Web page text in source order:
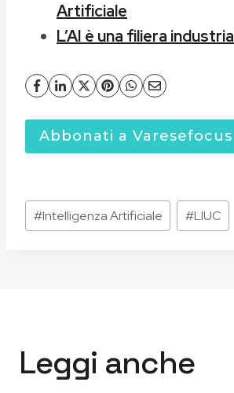
Artificiale
L’AI è una filiera
Abbonati a Varesefocus
Tag
articolo:
#Intelligenza Artificiale #LIUC
Leggi anche